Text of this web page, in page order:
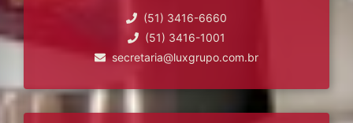
(51) 3416-6660
(51) 3416-1001
secretaria@luxgrupo.com.br